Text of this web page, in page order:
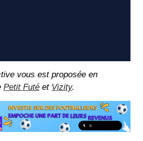
vous est proposée en
Petit Futé et Vizity.